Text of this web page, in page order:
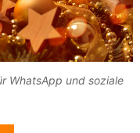
WhatsApp und soziale